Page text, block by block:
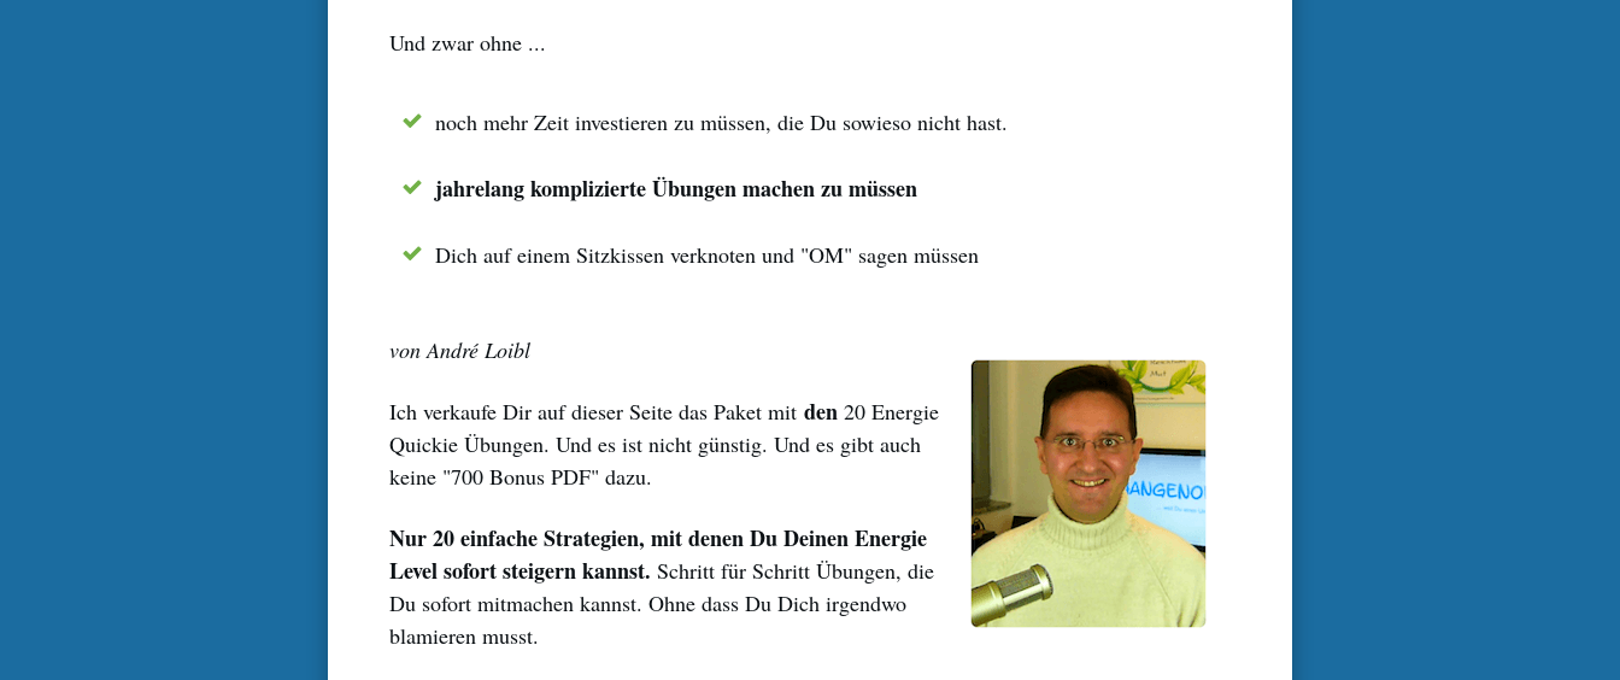
Und zwar ohne ...
noch mehr Zeit investieren zu müssen, die Du sowieso nicht hast.
jahrelang komplizierte Übungen machen zu müssen
Dich auf einem Sitzkissen verknoten und "OM" sagen müssen
von André Loibl
Ich verkaufe Dir auf dieser Seite das Paket mit den 20 Energie
Quickie Übungen. Und es ist nicht günstig. Und es gibt auch
keine "700 Bonus PDF" dazu.
Nur 20 einfache Strategien, mit denen Du Deinen Energie
Level sofort steigern kannst. Schritt für Schritt Übungen, die
Du sofort mitmachen kannst. Ohne dass Du Dich irgendwo
blamieren musst.